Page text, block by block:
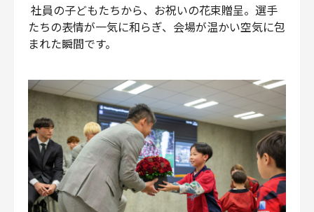
社員の子どもたちから、お祝いの花束贈呈。選手
たちの表情が一気に和らぎ、会場が温かい空気に包
まれた瞬間です。